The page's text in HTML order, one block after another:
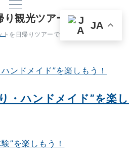
観光ツアー
トを日帰りツアーで楽しもう
・ハンドメイド”を楽し
JA